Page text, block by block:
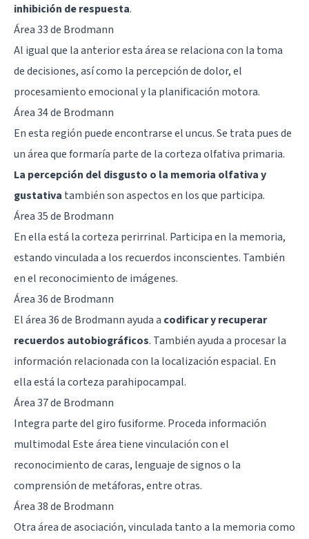
inhibición de respuesta.
Área 33 de Brodmann
Al igual que la anterior esta área se relaciona con la toma
de decisiones, así como la percepción de dolor, el
procesamiento emocional y la planificación motora.
Área 34 de Brodmann
En esta región puede encontrarse el uncus. Se trata pues de
un área que formaría parte de la corteza olfativa primaria.
La percepción del disgusto o la memoria olfativa y
gustativa también son aspectos en los que participa.
Área 35 de Brodmann
En ella está la corteza perirrinal. Participa en la memoria,
estando vinculada a los recuerdos inconscientes. También
en el reconocimiento de imágenes.
Área 36 de Brodmann
El área 36 de Brodmann ayuda a codificar y recuperar
recuerdos autobiográficos. También ayuda a procesar la
información relacionada con la localización espacial. En
ella está lacorteza parahipocampal.
Área 37 de Brodmann
Integra parte del giro fusiforme. Proceda información
multimodal Este área tiene vinculación con el
reconocimiento de caras, lenguaje de signos o la
comprensión de metáforas, entre otras.
Área 38 de Brodmann
Otra área de asociación, vinculada tanto a la memoria como